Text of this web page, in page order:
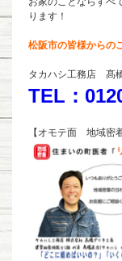
ります！
松阪市の皆様からの
タカハシ工務店 髙
TEL：
【オモテ面 地域密